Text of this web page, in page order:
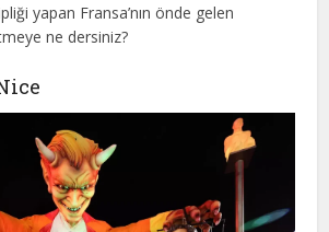
yapan Fransa’nın önde gelen
ne dersiniz?